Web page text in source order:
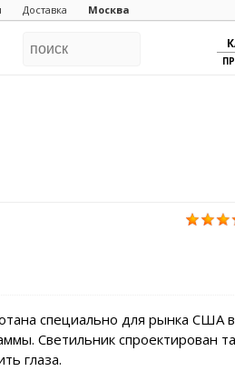
Доставка Москва
специально для рынка США
Светильник спроектирован
глаза.